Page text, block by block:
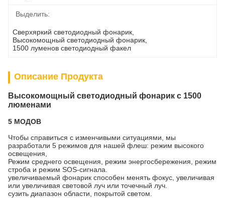
Выделить:
Сверхяркий светодиодный фонарик
Высокомощный светодиодный фонарик
1500 луменов светодиодный факел
Описание Продукта
Высокомощный светодиодный фонарик с 1500
люменами
5 МОДОВ
Чтобы справиться с изменчивыми ситуациями, мы
разработали 5 режимов для нашей флеш: режим высокого
освещения,
Режим среднего освещения, режим энергосбережения, режим
строба и режим SOS-сигнала.
увеличиваемый фонарик способен менять фокус, увеличивая
или увеличивая световой луч или точечный луч.
сузить диапазон области, покрытой светом.